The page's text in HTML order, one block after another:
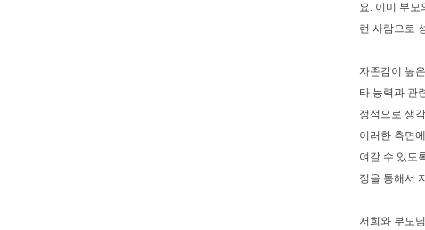
요. 이미 부모
런 사람으로
자존감이 높
타 능력과 관
정적으로 생
이러한 측면
여갈 수 있도
정을 통해서
저희와 부모